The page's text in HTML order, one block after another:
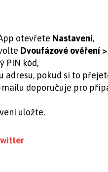
otevřete Nastavení,
Dvoufázové ověření
PIN kód,
adresu, pokud si to
doporučuje pro
uložte.